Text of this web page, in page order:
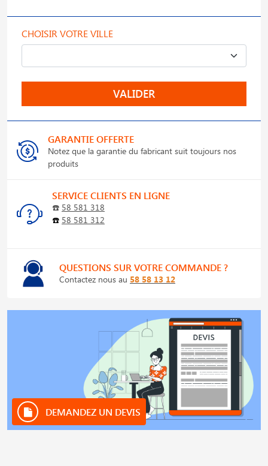
CHOISIR VOTRE VILLE
VALIDER
GARANTIE OFFERTE
Notez que la garantie du fabricant suit toujours nos
produits
SERVICE CLIENTS EN LIGNE
☎️ 58 581 318
☎️ 58 581 312
QUESTIONS SUR VOTRE COMMANDE ?
Contactez nous au 58 58 13 12
DEMANDEZ UN DEVIS